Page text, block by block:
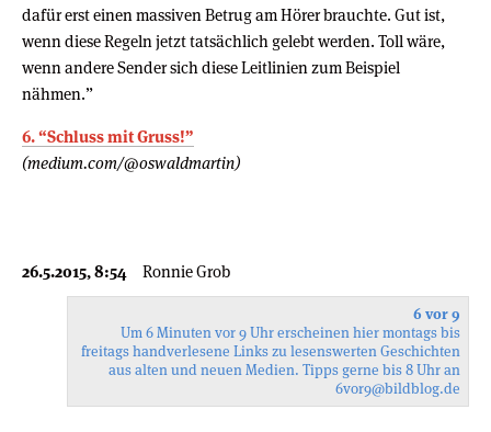
dafür erst einen massiven Betrug am Hörer brauchte. Gut ist,
wenn diese Regeln jetzt tatsächlich gelebt werden. Toll wäre,
wenn andere Sender sich diese Leitlinien zum Beispiel
nähmen.”
6. “Schluss mit Gruss!”
(medium.com/@oswaldmartin)
26.5.2015, 8:54 Ronnie Grob
6 vor 9
Um 6 Minuten vor 9 Uhr erscheinen hier montags bis
freitags handverlesene Links zu lesenswerten Geschichten
aus alten und neuen Medien. Tipps gerne bis 8 Uhr an
6vor9@bildblog.de